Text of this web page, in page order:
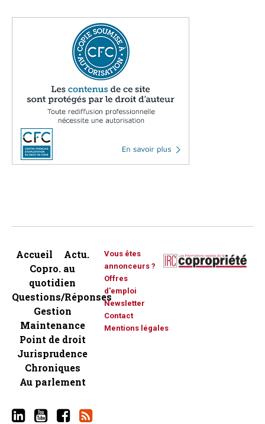
Accueil
Actu.
Copro. au
quotidien
Questions/Réponses
Gestion
Maintenance
Point de droit
Jurisprudence
Chroniques
Au parlement
Vous êtes
annonceurs ?
Offres
d'emploi
Newsletter
Contact
Mentions légales